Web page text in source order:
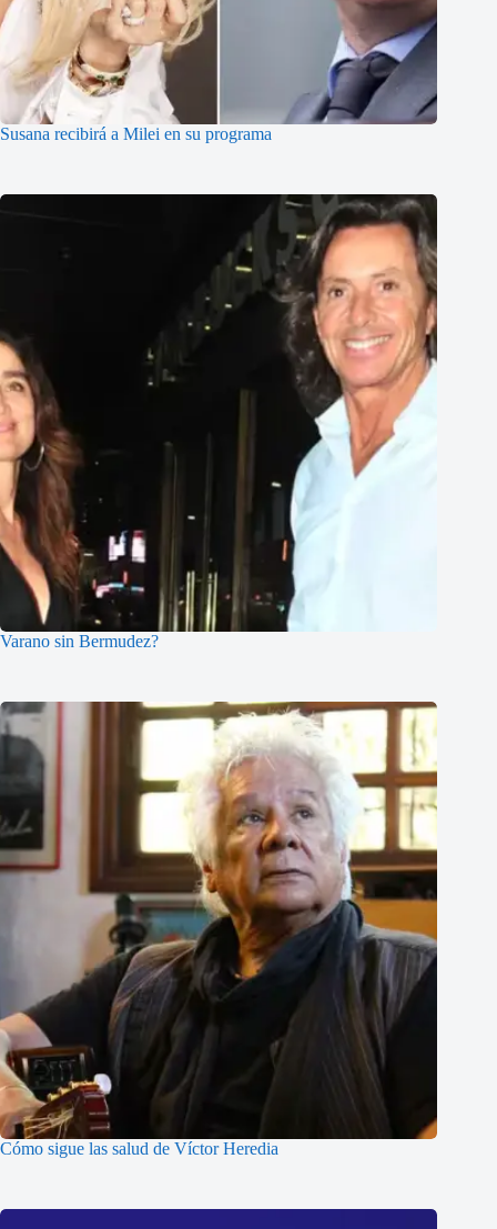
Susana recibirá a Milei en su programa
Varano sin Bermudez?
Cómo sigue las salud de Víctor Heredia